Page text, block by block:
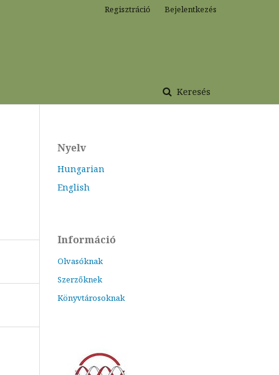
Keresés
Regisztráció Bejelentkezés
Nyelv
Hungarian
English
Információ
Olvasóknak
Szerzőknek
Könyvtárosoknak